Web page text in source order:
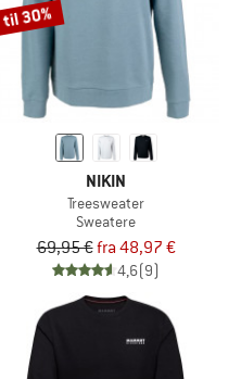
til 30%
NIKIN
Treesweater
Sweatere
69,95 €fra 48,97 €
4,6(9)